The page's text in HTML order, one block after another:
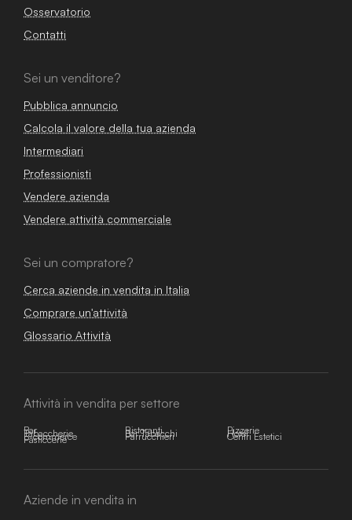
Osservatorio
Contatti
Sei un venditore?
Pubblica annuncio
Calcola il valore della tua azienda
Intermediari
Professionisti
Vendere azienda
Vendere attività commerciale
Sei un compratore?
Cerca aziende in vendita in Italia
Comprare un'attività
Glossario Attività
Attività in vendita per settore
Bar Ristoranti Pizzerie
Tabaccherie Bar Tabacchi Hotel
E-commerce Parrucchieri Centri Estetici
Pasticcerie
Aziende in vendita in